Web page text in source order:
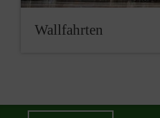
Wallfahrten